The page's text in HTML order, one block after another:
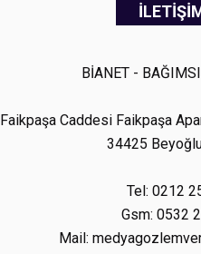
BİANET -
Faikpaşa Caddesi Faikpaşa
34425
Tel: 0212
Gsm: 0532
Mail: